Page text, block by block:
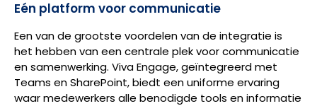
Eén platform voor communicatie
Een van de grootste voordelen van de integratie is
het hebben van een centrale plek voor communicatie
en samenwerking. Viva Engage, geïntegreerd met
Teams en SharePoint, biedt een uniforme ervaring
waar medewerkers alle benodigde tools en informatie